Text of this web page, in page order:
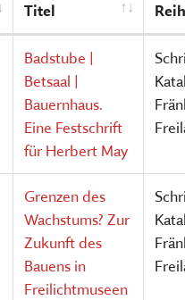
Titel
Badstube |
Betsaal |
Bauernhaus.
Eine Festschrift
für Herbert May
Grenzen des
Wachstums? Zur
Zukunft des
Bauens in
Freilichtmuseen